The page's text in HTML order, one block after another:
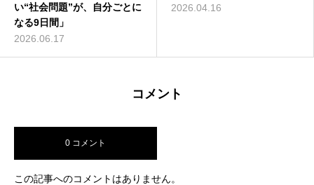
い“社会問題”が、自分ごとに
なる9日間」
2026.06.17
2026.04.16
コメント
0 コメント
この記事へのコメントはありません。